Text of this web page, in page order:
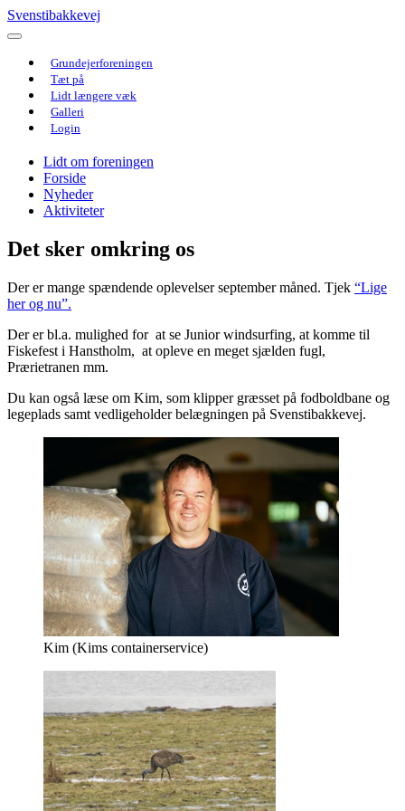
Svenstibakkevej
Grundejerforeningen
Tæt på
Lidt længere væk
Galleri
Login
Lidt om foreningen
Forside
Nyheder
Aktiviteter
Det sker omkring os
Der er mange spændende oplevelser september måned. Tjek “Lige
her og nu”.
Der er bl.a. mulighed for at se Junior windsurfing, at komme til
Fiskefest i Hanstholm, at opleve en meget sjælden fugl,
Prærietranen mm.
Du kan også læse om Kim, som klipper græsset på fodboldbane og
legeplads samt vedligeholder belægningen på Svenstibakkevej.
Kim (Kims containerservice)